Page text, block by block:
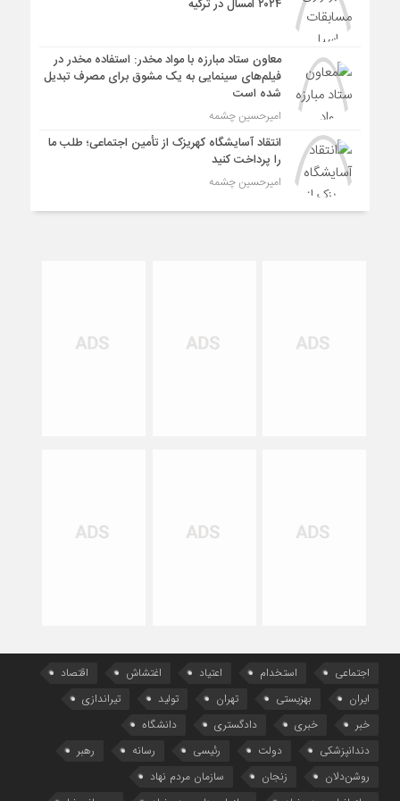
۲۰۲۴ امسال در ترکیه
معاون ستاد مبارزه با مواد مخدر: استفاده مخدر در
فیلم‌های سینمایی به یک مشوق برای مصرف تبدیل
شده است
امیرحسین چشمه
انتقاد آسایشگاه کهریزک از تأمین اجتماعی؛ طلب ما
را پرداخت کنید
امیرحسین چشمه
اجتماعی استخدام اعتیاد اغتشاش
اقتصاد
ایران
بهزیستی تهران تولید
تیراندازی
خبر
خبری دادگستری
دانشگاه
دندانپزشکی
دولت رئیسی رسانه
رهبر
روشن‌دلان
زنجان
سازمان مردم نهاد